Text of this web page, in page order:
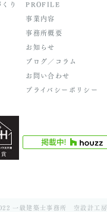
り
PROFILE
事業内容
事務所概要
お知らせ
ブログ／コラム
お問い合わせ
プライバシーポリシー
一級建築士事務所 空設計工房.